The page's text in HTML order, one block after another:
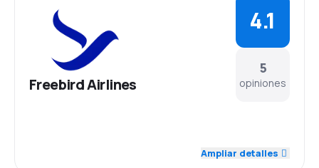
Freebird Airlines
5
opiniones
4.1
Ampliar detalles